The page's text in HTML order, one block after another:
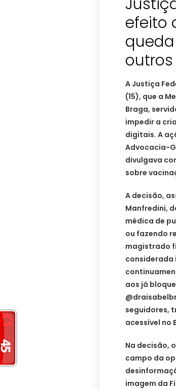
efeito
outros
A Justiça
(15), que a
Braga,
impedir a
digitais. A
Advocacia-
divulgava
sobre
A decisão,
Manfredini,
médica de
ou fazendo
magistrado
considerada
aos já
seguidores,
acessível no
Na decisão,
campo da
imagem da